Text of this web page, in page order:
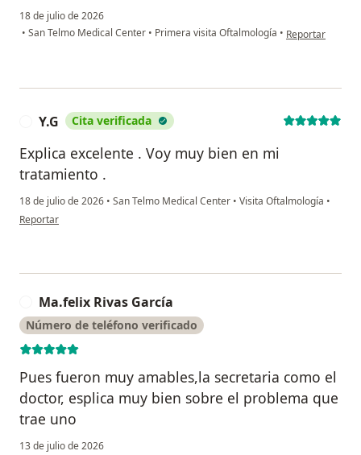
18 de julio de 2026
• San Telmo Medical Center • Primera visita Oftalmología • en opinión del
Reportar
Y.G Cita verificada
Explica excelente . Voy muy bien en mi
tratamiento .
18 de julio de 2026 • San Telmo Medical Center • Visita Oftalmología •
en opinión del usuario Y.G
Reportar
Ma.felix Rivas García
Número de teléfono verificado
Pues fueron muy amables,la secretaria como el
doctor, esplica muy bien sobre el problema que
trae uno
13 de julio de 2026